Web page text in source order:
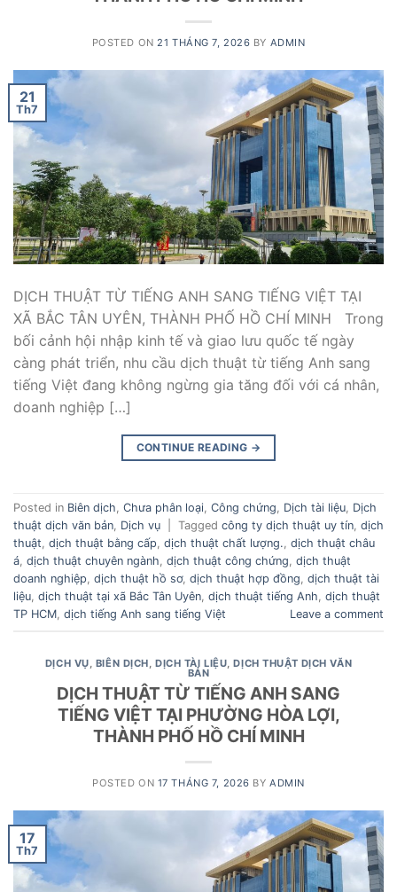
POSTED ON 21 THÁNG 7, 2026 BY ADMIN
21
Th7
DỊCH THUẬT TỪ TIẾNG ANH SANG TIẾNG VIỆT TẠI
XÃ BẮC TÂN UYÊN, THÀNH PHỐ HỒ CHÍ MINH Trong
bối cảnh hội nhập kinh tế và giao lưu quốc tế ngày
càng phát triển, nhu cầu dịch thuật từ tiếng Anh sang
tiếng Việt đang không ngừng gia tăng đối với cá nhân,
doanh nghiệp […]
CONTINUE READING →
Posted in Biên dịch, Chưa phân loại, Công chứng, Dịch tài liệu, Dịch
thuật dịch văn bản, Dịch vụ Tagged công ty dịch thuật uy tín, dịch
thuật, dịch thuật bằng cấp, dịch thuật chất lượng., dịch thuật châu
á, dịch thuật chuyên ngành, dịch thuật công chứng, dịch thuật
doanh nghiệp, dịch thuật hồ sơ, dịch thuật hợp đồng, dịch thuật tài
liệu, dịch thuật tại xã Bắc Tân Uyên, dịch thuật tiếng Anh, dịch thuật
TP HCM, dịch tiếng Anh sang tiếng Việt Leave a comment
DỊCH VỤ, BIÊN DỊCH,DỊCH TÀI LIỆU,DỊCH THUẬT DỊCH VĂN
BẢN
DỊCH THUẬT TỪ TIẾNG ANH SANG
TIẾNG VIỆT TẠI PHƯỜNG HÒA LỢI,
THÀNH PHỐ HỒ CHÍ MINH
POSTED ON 17 THÁNG 7, 2026 BY ADMIN
17
Th7